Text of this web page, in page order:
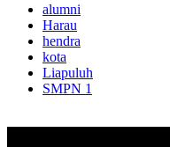
alumni
Harau
hendra
kota
Liapuluh
SMPN 1